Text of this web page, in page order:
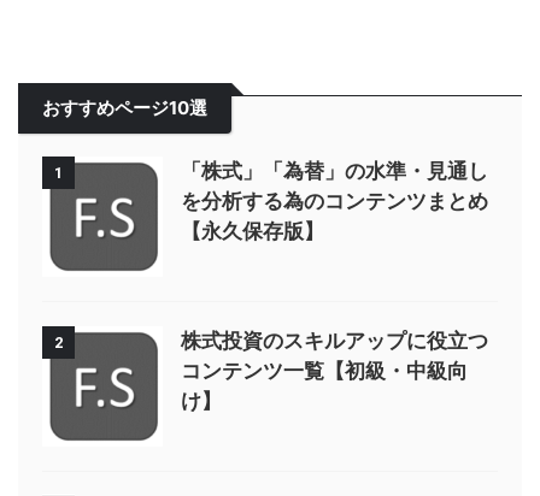
おすすめページ10選
1
「株式」「為替」の水準・見通し
を分析する為のコンテンツまとめ
【永久保存版】
2
株式投資のスキルアップに役立つ
コンテンツ一覧【初級・中級向
け】